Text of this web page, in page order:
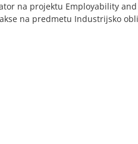
na projektu Employability
na predmetu Industrijsko